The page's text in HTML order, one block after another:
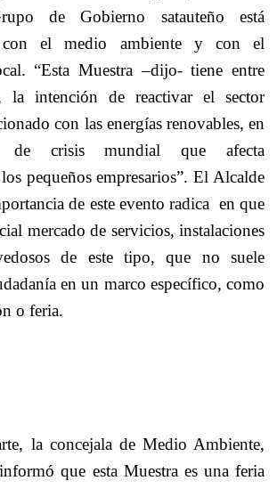
de Gobierno satauteño está
con el medio ambiente y con el
“Esta Muestra –dijo- tiene entre
la intención de reactivar el sector
con las energías renovables, en
de crisis mundial que afecta
pequeños empresarios”. El Alcalde
de este evento radica en que
mercado de servicios, instalaciones
de este tipo, que no suele
en un marco específico, como
o feria.
la concejala de Medio Ambiente,
que esta Muestra es una feria